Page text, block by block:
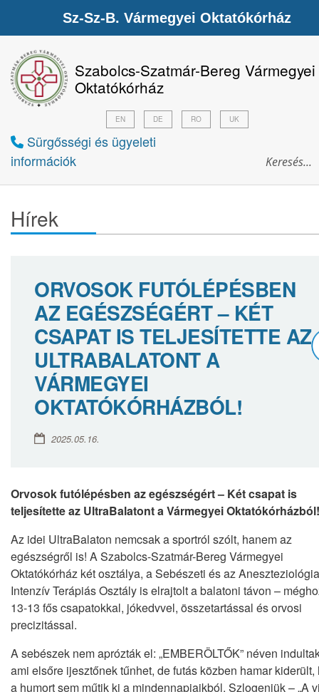
Szabolcs-Szatmár-Bereg Vármegyei
Oktatókórház
Sürgősségi és ügyeleti
információk
EN DE RO UK
Hírek
ORVOSOK FUTÓLÉPÉSBEN
AZ EGÉSZSÉGÉRT – KÉT
CSAPAT IS TELJESÍTETTE AZ
ULTRABALATONT A
VÁRMEGYEI
OKTATÓKÓRHÁZBÓL!
2025.05.16.
Orvosok futólépésben az egészségért – Két csapat is
teljesítette az UltraBalatont a Vármegyei Oktatókórházból!
Az idei UltraBalaton nemcsak a sportról szólt, hanem az
egészségről is! A Szabolcs-Szatmár-Bereg Vármegyei
Oktatókórház két osztálya, a Sebészeti és az
Intenzív Terápiás Osztály is elrajtolt a balatoni távon –
13-13 fős csapatokkal, jókedvvel, összetartással és orvosi
precizitással.
A sebészek nem aprózták el: „EMBERÖLTŐK” néven
ami elsőre ijesztőnek tűnhet, de futás közben hamar kiderült,
a humort sem műtik ki a mindennapjaikból. Szlogenjük – „A
Sz-Sz-B. Vármegyei Oktatókórház